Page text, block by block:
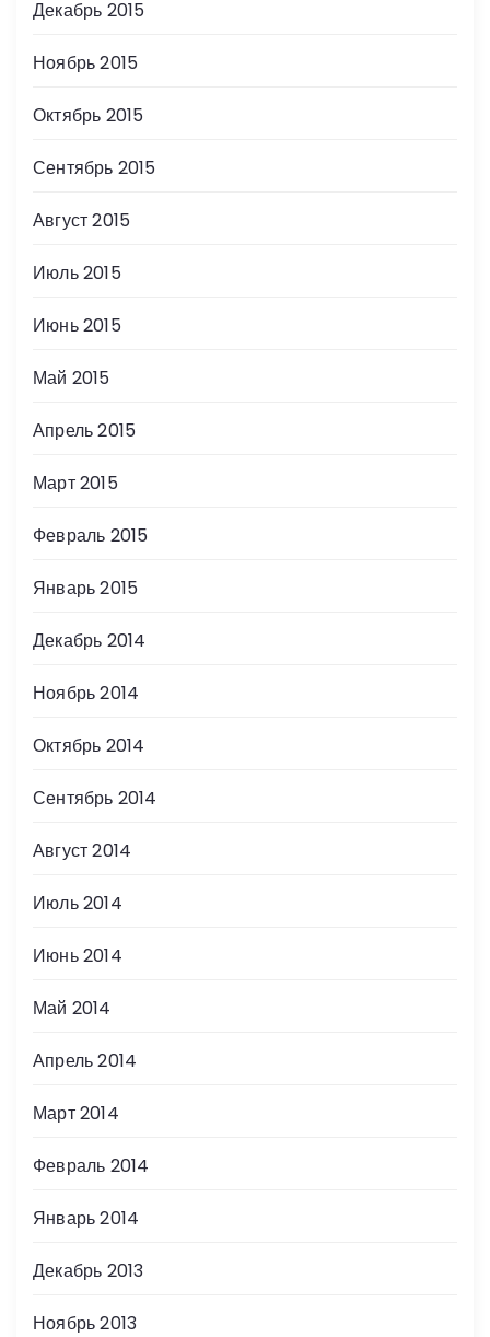
Декабрь 2015
Ноябрь 2015
Октябрь 2015
Сентябрь 2015
Август 2015
Июль 2015
Июнь 2015
Май 2015
Апрель 2015
Март 2015
Февраль 2015
Январь 2015
Декабрь 2014
Ноябрь 2014
Октябрь 2014
Сентябрь 2014
Август 2014
Июль 2014
Июнь 2014
Май 2014
Апрель 2014
Март 2014
Февраль 2014
Январь 2014
Декабрь 2013
Ноябрь 2013